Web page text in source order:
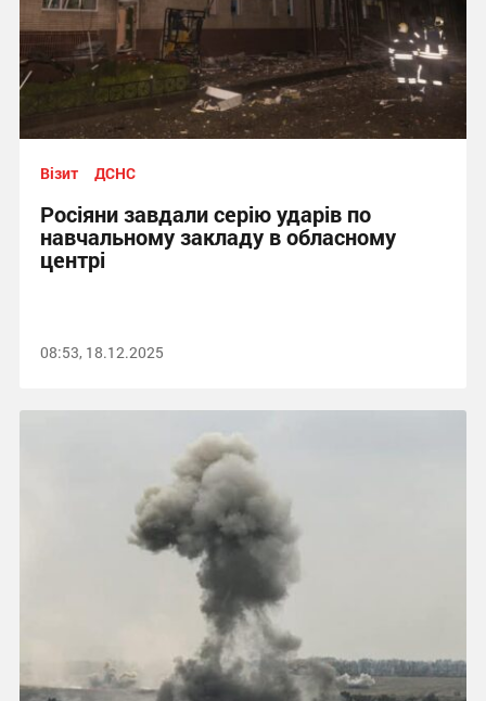
Візит ДСНС
Росіяни завдали серію ударів по
навчальному закладу в обласному
центрі
08:53, 18.12.2025